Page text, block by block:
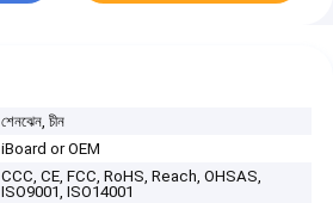
শেনঝেন, চীন
iBoard or OEM
CCC, CE, FCC, RoHS, Reach, OHSAS,
ISO9001, ISO14001